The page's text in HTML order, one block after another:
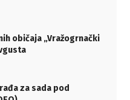
običaja „Vražogrnački
za sada pod